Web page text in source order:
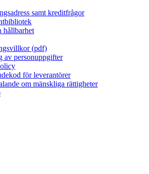
samt kreditfrågor
hållbarhet
(pdf)
av personuppgifter
för leverantörer
om mänskliga rättigheter